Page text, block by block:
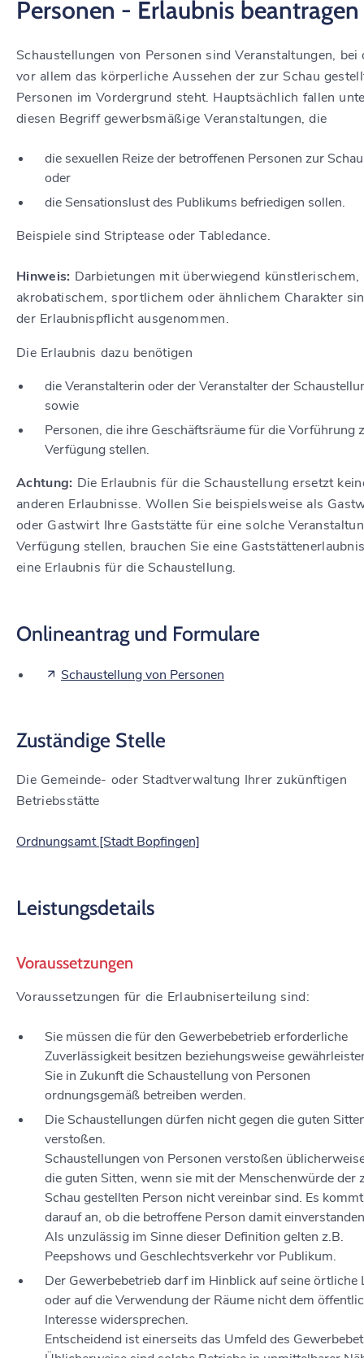
Personen - Erlaubnis beantragen
Schaustellungen von Personen sind Veranstaltungen, bei
vor allem das körperliche Aussehen der zur Schau
Personen im Vordergrund steht. Hauptsächlich fallen
diesen Begriff gewerbsmäßige Veranstaltungen, die
die sexuellen Reize der betroffenen Personen zur
oder
die Sensationslust des Publikums befriedigen sollen.
Beispiele sind Striptease oder Tabledance.
Hinweis: Darbietungen mit überwiegend künstlerischem,
akrobatischem, sportlichem oder ähnlichem Charakter
der Erlaubnispflicht ausgenommen.
Die Erlaubnis dazu benötigen
die Veranstalterin oder der Veranstalter der
sowie
Personen, die ihre Geschäftsräume für die Vorführung
Verfügung stellen.
Achtung: Die Erlaubnis für die Schaustellung ersetzt
anderen Erlaubnisse. Wollen Sie beispielsweise als
oder Gastwirt Ihre Gaststätte für eine solche
Verfügung stellen, brauchen Sie eine
eine Erlaubnis für die Schaustellung.
Onlineantrag und Formulare
Schaustellung von Personen
Zuständige Stelle
Die Gemeinde- oder Stadtverwaltung Ihrer zukünftigen
Betriebsstätte
Ordnungsamt [Stadt Bopfingen]
Leistungsdetails
Voraussetzungen
Voraussetzungen für die Erlaubniserteilung sind:
Sie müssen die für den Gewerbebetrieb erforderliche
Zuverlässigkeit besitzen beziehungsweise
Sie in Zukunft die Schaustellung von Personen
ordnungsgemäß betreiben werden.
Die Schaustellungen dürfen nicht gegen die guten
verstoßen.
Schaustellungen von Personen verstoßen
die guten Sitten, wenn sie mit der Menschenwürde der
Schau gestellten Person nicht vereinbar sind. Es
darauf an, ob die betroffene Person damit
Als unzulässig im Sinne dieser Definition gelten z.B.
Peepshows und Geschlechtsverkehr vor Publikum.
Der Gewerbebetrieb darf im Hinblick auf seine örtliche
oder auf die Verwendung der Räume nicht dem
Interesse widersprechen.
Entscheidend ist einerseits das Umfeld des